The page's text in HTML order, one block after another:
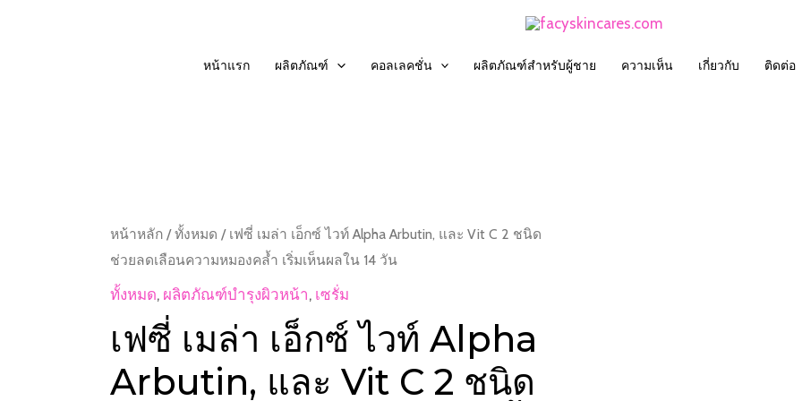
หน้าแรก ผลิตภัณฑ์ คอลเลคชั่น ผลิตภัณฑ์สำหรับผู้ชาย ความเห็น เกี่ยวกับ ติดต่อ
หน้าหลัก /ทั้งหมด / เฟซี่ เมล่า เอ็กซ์ ไวท์ Alpha Arbutin, และ Vit C 2 ชนิด
ช่วยลดเลือนความหมองคล้ำ เริ่มเห็นผลใน 14 วัน
ทั้งหมด, ผลิตภัณฑ์บำรุงผิวหน้า, เซรั่ม
เฟซี่ เมล่า เอ็กซ์ ไวท์ Alpha
Arbutin, และ Vit C 2 ชนิด